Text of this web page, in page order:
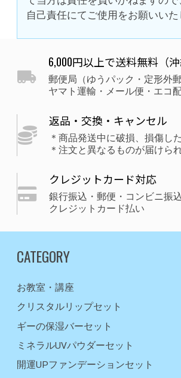
自己責任にてご使用をお願いいた
6,000円以上で送料無料（沖
郵便局（ゆうパック・定形外
ヤマト運輸・メール便・エコ
返品・交換・キャンセル
＊商品発送中に破損、損傷し
＊注文と異なるものが届けら
クレジットカード対応
銀行振込・郵便・コンビニ振
クレジットカード払い
CATEGORY
お教室・講座
クリスタルリップセット
ギーの保湿バーセット
ミネラルUVパウダーセット
開運UPファンデーションセット